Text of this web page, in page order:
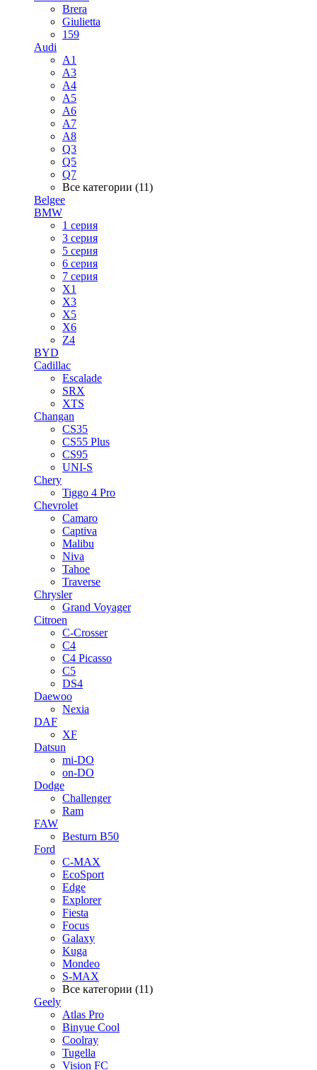
Brera
Giulietta
159
Audi
A1
A3
A4
A5
A6
A7
A8
Q3
Q5
Q7
Все категории (11)
Belgee
BMW
1 серия
3 серия
5 серия
6 серия
7 серия
X1
X3
X5
X6
Z4
BYD
Cadillac
Escalade
SRX
XTS
Changan
CS35
CS55 Plus
CS95
UNI-S
Chery
Tiggo 4 Pro
Chevrolet
Camaro
Captiva
Malibu
Niva
Tahoe
Traverse
Chrysler
Grand Voyager
Citroen
C-Crosser
C4
C4 Picasso
C5
DS4
Daewoo
Nexia
DAF
XF
Datsun
mi-DO
on-DO
Dodge
Challenger
Ram
FAW
Besturn B50
Ford
C-MAX
EcoSport
Edge
Explorer
Fiesta
Focus
Galaxy
Kuga
Mondeo
S-MAX
Все категории (11)
Geely
Atlas Pro
Binyue Cool
Coolray
Tugella
Vision FC